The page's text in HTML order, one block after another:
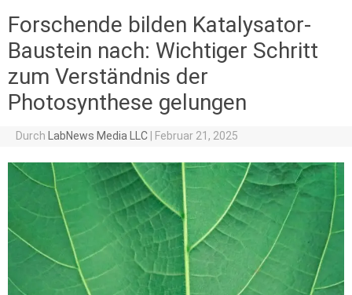
Forschende bilden Katalysator-
Baustein nach: Wichtiger Schritt
zum Verständnis der
Photosynthese gelungen
Durch LabNews Media LLC Februar 21, 2025